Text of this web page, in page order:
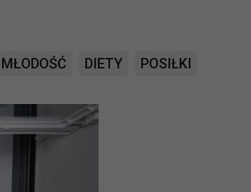
MŁODOŚĆ DIETY POSIŁKI